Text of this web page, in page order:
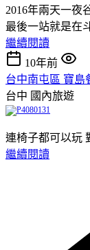
2016年兩天一夜
最後一站就是在
繼續閱讀
10年前
台中南屯區 寶島
台中 國內旅遊
連椅子都可以玩
繼續閱讀